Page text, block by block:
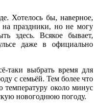
Хотелось бы, наверное,
на праздники, но не могу
здесь. Всякое бывает,
даже в официально
выбрать время для
с семьёй. Тем более что
около минус
новогоднюю погоду.